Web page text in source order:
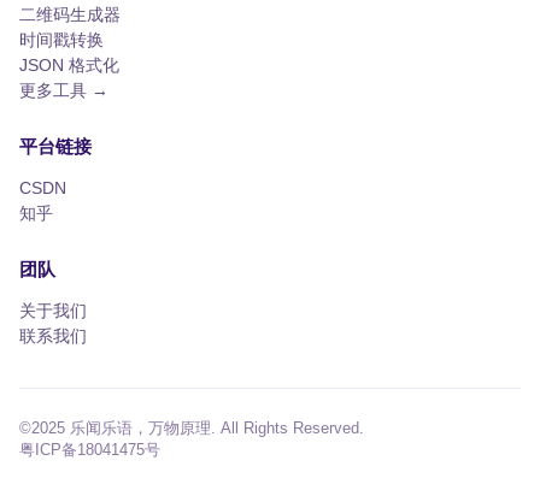
二维码生成器
时间戳转换
JSON 格式化
更多工具 →
平台链接
CSDN
知乎
团队
关于我们
联系我们
©2025 乐闻乐语，万物原理. All Rights Reserved.
粤ICP备18041475号